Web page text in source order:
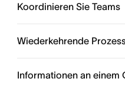
Koordinieren Sie Teams
Verwalten Sie Prozesse
Positionen, die
Wiederkehrende
Informationen an einem